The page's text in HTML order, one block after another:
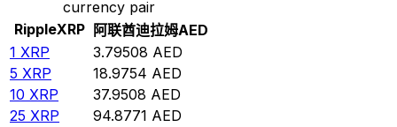
currency pair
RippleXRP 阿联酋迪拉姆AED
1 XRP 3.79508 AED
5 XRP 18.9754 AED
10 XRP 37.9508 AED
25 XRP 94.8771 AED